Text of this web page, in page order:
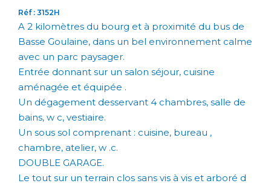
Réf : 3152H
A 2 kilomètres du bourg et à proximité du bus de
Basse Goulaine, dans un bel environnement calme
avec un parc paysager.
Entrée donnant sur un salon séjour, cuisine
aménagée et équipée .
Un dégagement desservant 4 chambres, salle de
bains, w c, vestiaire.
Un sous sol comprenant : cuisine, bureau ,
chambre, atelier, w .c.
DOUBLE GARAGE.
Le tout sur un terrain clos sans vis à vis et arboré d